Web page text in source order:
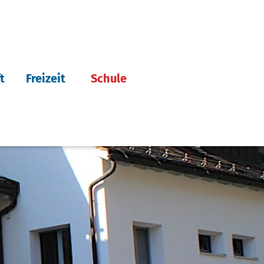
Freizeit Schule